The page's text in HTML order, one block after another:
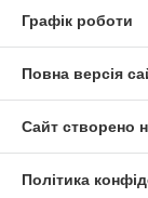
Графік роботи
Повна версія
Сайт створено
Політика